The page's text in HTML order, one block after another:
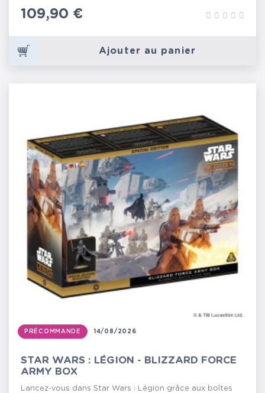
Prix
109,90 €
Ajouter au panier
PRÉCOMMANDE 14/08/2026
STAR WARS : LÉGION - BLIZZARD FORCE
ARMY BOX
Lancez-vous dans Star Wars : Légion grâce aux boîtes